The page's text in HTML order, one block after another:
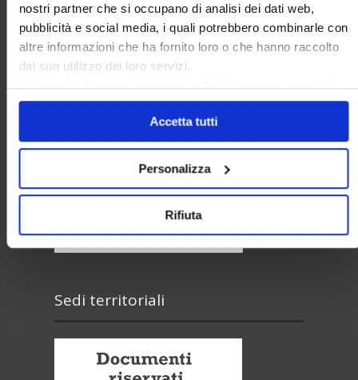
nostri partner che si occupano di analisi dei dati web,
pubblicità e social media, i quali potrebbero combinarle con
altre informazioni che ha fornito loro o che hanno raccolto
dal suo utilizzo dei loro servizi.
Chiudendo il banner cliccando sullaXverranno accettati
solo i cookie necessari.
Accetta tutti
Personalizza
Rifiuta
Cookie policy
Area riservata
Sedi territoriali